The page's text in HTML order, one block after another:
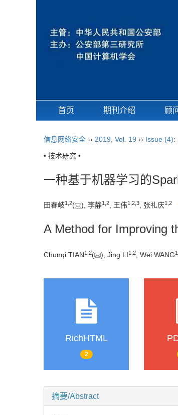
首页 期刊介绍 顾
信息网络安全 ›› 2019 Vol. 19 ›› Issue (4):
• 技术研究 •
一种基于机器学习的
田春岐1, 2( ), 李静1, 2, 王伟1, 2, 3, 张礼庆1, 2
A Method for Improving
Chunqi TIAN1, 2( ), Jing LI1, 2 , Wei WANG1,
RichHTML
2
摘要/Abstract